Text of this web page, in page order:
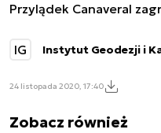
Przylądek Canaveral
IG Instytut Geodezji i
24 listopada 2020, 17:40
Zobacz również